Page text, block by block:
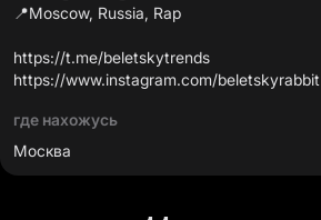
📍Moscow, Russia, Rap
https://t.me/beletskytrends
https://www.instagram.com/beletskyrabbit
где нахожусь
Москва